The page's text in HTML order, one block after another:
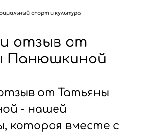
спорт и культура
отзыв от
Панюшкиной
от Татьяны
- нашей
которая вместе с